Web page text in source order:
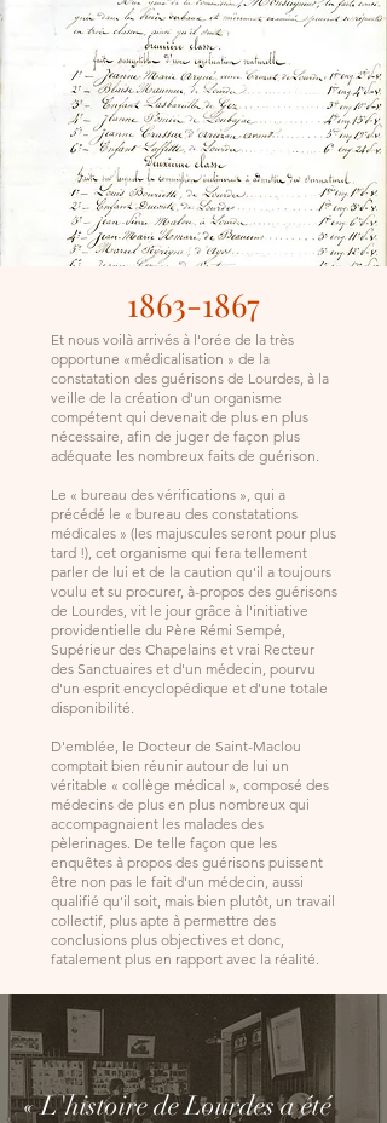
1863-1867
Et nous voilà arrivés à l'orée de la très
opportune «médicalisation » de la
constatation des guérisons de Lourdes, à la
veille de la création d'un organisme
compétent qui devenait de plus en plus
nécessaire, afin de juger de façon plus
adéquate les nombreux faits de guérison.
Le « bureau des vérifications », qui a
précédé le « bureau des constatations
médicales » (les majuscules seront pour plus
tard !), cet organisme qui fera tellement
parler de lui et de la caution qu'il a toujours
voulu et su procurer, à-propos des guérisons
de Lourdes, vit le jour grâce à l'initiative
providentielle du Père Rémi Sempé,
Supérieur des Chapelains et vrai Recteur
des Sanctuaires et d'un médecin, pourvu
d'un esprit encyclopédique et d'une totale
disponibilité.
D'emblée, le Docteur de Saint-Maclou
comptait bien réunir autour de lui un
véritable « collège médical », composé des
médecins de plus en plus nombreux qui
accompagnaient les malades des
pèlerinages. De telle façon que les
enquêtes à propos des guérisons puissent
être non pas le fait d'un médecin, aussi
qualifié qu'il soit, mais bien plutôt, un travail
collectif, plus apte à permettre des
conclusions plus objectives et donc,
fatalement plus en rapport avec la réalité.
« L'histoire de Lourdes a été